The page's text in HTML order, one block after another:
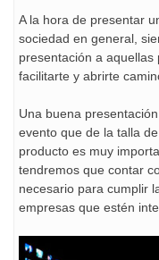
A la hora de presentar
sociedad en general,
presentación a
facilitarte y abrirte
Una buena
evento que de la talla
producto es muy
tendremos que contar
necesario para cumplir
empresas que estén